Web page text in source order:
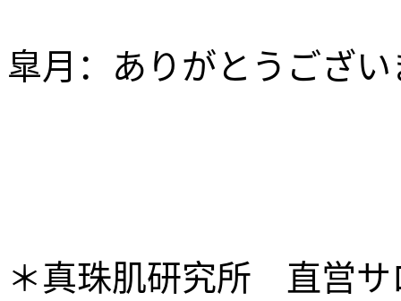
皐月：ありがとうござ
＊真珠肌研究所 直営サ